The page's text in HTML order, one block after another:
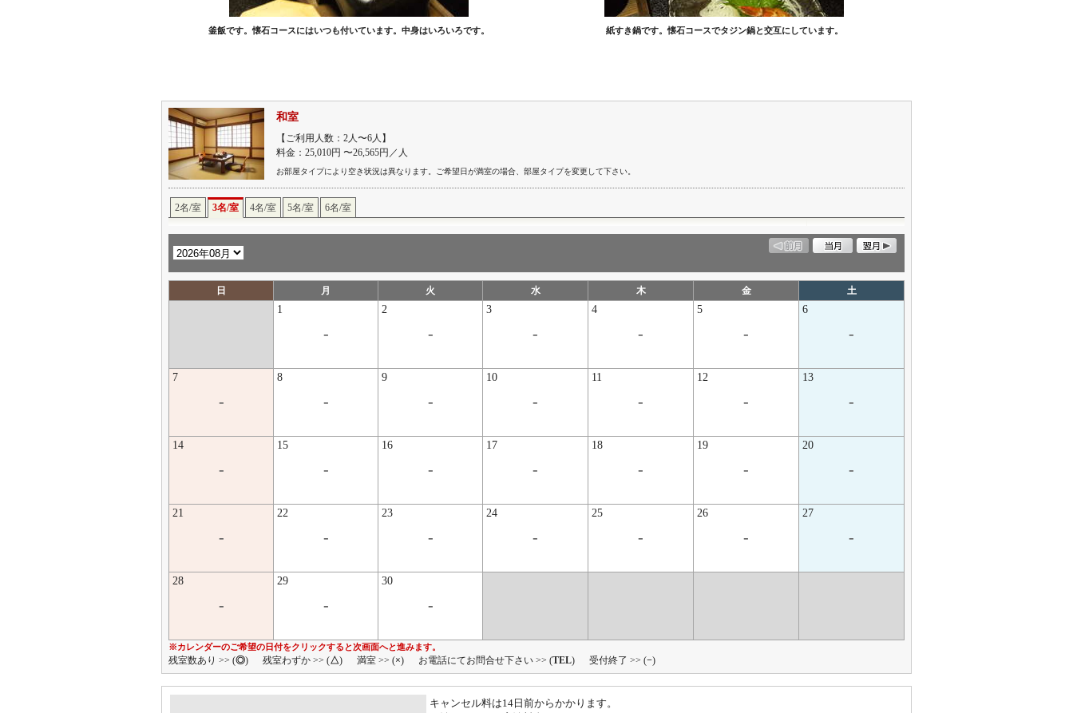
釜飯です。懐石コースにはいつも付いています。中身はいろいろです。 紙すき鍋です。懐石コースでタジン鍋と交互にしています。
和室
【ご利用人数：2人〜6人】
料金：25,010円 〜26,565円／人
お部屋タイプにより空き状況は異なります。ご希望日が満室の場合、部屋タイプを変更して下さい。
2名/室 3名/室 4名/室 5名/室 6名/室
日 月 火 水 木 金 土
1
-
2
-
3
-
4
-
5
-
6
-
7
-
8
-
9
-
10
-
11
-
12
-
13
-
14
-
15
-
16
-
17
-
18
-
19
-
20
-
21
-
22
-
23
-
24
-
25
-
26
-
27
-
28
-
29
-
30
-
※カレンダーのご希望の日付をクリックすると次画面へと進みます。
残室数あり >> (◎) 残室わずか >> (△) 満室 >> (×) お電話にてお問合せ下さい >> (TEL) 受付終了 >> (−)
キャンセル料は14日前からかかります。